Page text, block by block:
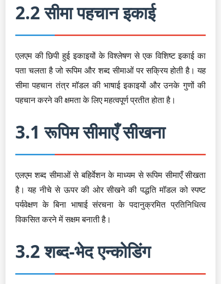
2.2 सीमा पहचान इकाई
एलएम की छिपी हुई इकाइयों के विश्लेषण से एक विशिष्ट इकाई का
पता चलता है जो रूपिम और शब्द सीमाओं पर सक्रिय होती है। यह
सीमा पहचान तंत्र मॉडल की भाषाई इकाइयों और उनके गुणों की
पहचान करने की क्षमता के लिए महत्वपूर्ण प्रतीत होता है।
3.1 रूपिम सीमाएँ सीखना
एलएम शब्द सीमाओं से बहिर्वेशन के माध्यम से रूपिम सीमाएँ सीखता
है। यह नीचे से ऊपर की ओर सीखने की पद्धति मॉडल को स्पष्ट
पर्यवेक्षण के बिना भाषाई संरचना के पदानुक्रमित प्रतिनिधित्व
विकसित करने में सक्षम बनाती है।
3.2 शब्द-भेद एन्कोडिंग